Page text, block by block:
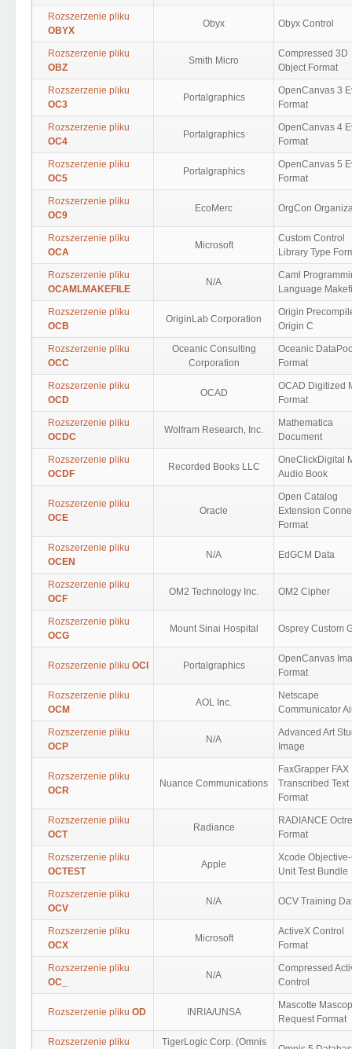
Rozszerzenie pliku
OBYX
Obyx Obyx Control
Rozszerzenie pliku
OBZ
Smith Micro
Compressed 3D
Object Format
Rozszerzenie pliku
OC3
Portalgraphics
OpenCanvas 3
Format
Rozszerzenie pliku
OC4
Portalgraphics
OpenCanvas 4
Format
Rozszerzenie pliku
OC5
Portalgraphics
OpenCanvas 5
Format
Rozszerzenie pliku
OC9
EcoMerc OrgCon
Rozszerzenie pliku
OCA
Microsoft
Custom Control
Library Type
Rozszerzenie pliku
OCAMLMAKEFILE
N/A
Caml
Language
Rozszerzenie pliku
OCB
OriginLab Corporation
Origin
Origin C
Rozszerzenie pliku
OCC
Oceanic Consulting
Corporation
Oceanic
Format
Rozszerzenie pliku
OCD
OCAD
OCAD Digitized
Format
Rozszerzenie pliku
OCDC
Wolfram Research, Inc.
Mathematica
Document
Rozszerzenie pliku
OCDF
Recorded Books LLC
OneClickDigital
Audio Book
Rozszerzenie pliku
OCE
Oracle
Open Catalog
Extension
Format
Rozszerzenie pliku
OCEN
N/A EdGCM Data
Rozszerzenie pliku
OCF
OM2 Technology Inc. OM2 Cipher
Rozszerzenie pliku
OCG
Mount Sinai Hospital Osprey Custom
Rozszerzenie pliku OCI Portalgraphics
OpenCanvas
Format
Rozszerzenie pliku
OCM
AOL Inc.
Netscape
Communicator
Rozszerzenie pliku
OCP
N/A
Advanced Art
Image
Rozszerzenie pliku
OCR
Nuance Communications
FaxGrapper FAX
Transcribed Text
Format
Rozszerzenie pliku
OCT
Radiance
RADIANCE
Format
Rozszerzenie pliku
OCTEST
Apple
Xcode
Unit Test Bundle
Rozszerzenie pliku
OCV
N/A OCV Training
Rozszerzenie pliku
OCX
Microsoft
ActiveX Control
Format
Rozszerzenie pliku
OC_
N/A
Compressed
Control
Rozszerzenie pliku OD INRIA/UNSA
Mascotte
Request Format
Rozszerzenie pliku TigerLogic Corp. (Omnis